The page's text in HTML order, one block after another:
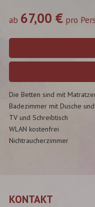
ab 67,00 €pro
Die Betten sind mit
Badezimmer mit Dusche
TV und Schreibtisch
WLAN kostenfrei
Nichtraucherzimmer
KONTAKT